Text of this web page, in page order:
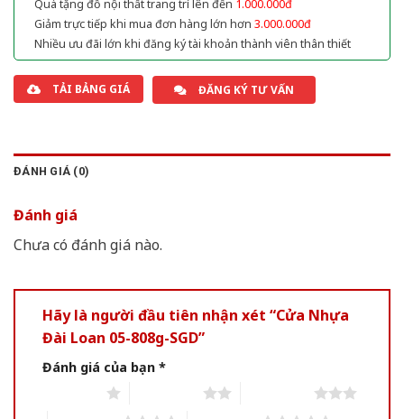
Quà tặng đồ nội thất trang trí lên đến 1.000.000đ
Giảm trực tiếp khi mua đơn hàng lớn hơn 3.000.000đ
Nhiều ưu đãi lớn khi đăng ký tài khoản thành viên thân thiết
TẢI BẢNG GIÁ ĐĂNG KÝ TƯ VẤN
ĐÁNH GIÁ (0)
Đánh giá
Chưa có đánh giá nào.
Hãy là người đầu tiên nhận xét “Cửa Nhựa
Đài Loan 05-808g-SGD”
Đánh giá của bạn *